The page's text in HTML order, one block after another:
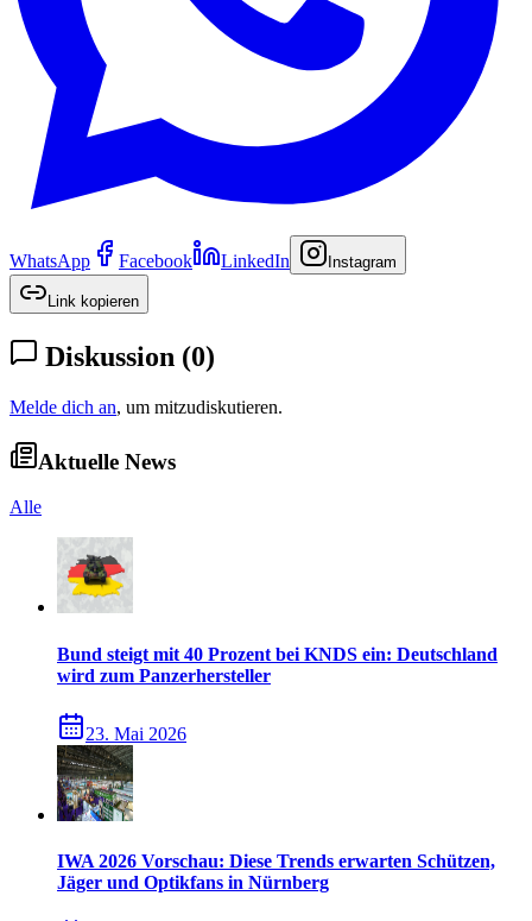
WhatsApp Facebook LinkedIn Instagram
Link kopieren
Diskussion (0)
Melde dich an, um mitzudiskutieren.
Aktuelle News
Alle
Bund steigt mit 40 Prozent bei KNDS ein: Deutschland
wird zum Panzerhersteller
23. Mai 2026
IWA 2026 Vorschau: Diese Trends erwarten Schützen,
Jäger und Optikfans in Nürnberg